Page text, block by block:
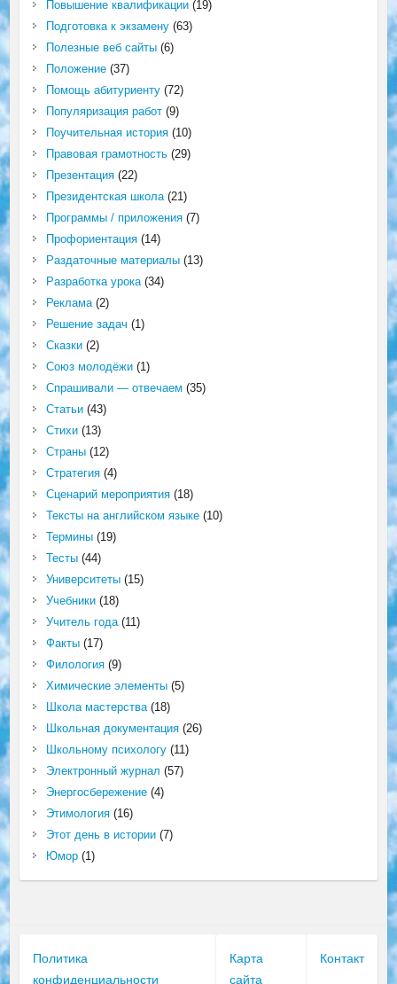
Повышение квалификации(19)
Подготовка к экзамену(63)
Полезные веб сайты(6)
Положение(37)
Помощь абитуриенту(72)
Популяризация работ(9)
Поучительная история(10)
Правовая грамотность(29)
Презентация(22)
Президентская школа(21)
Программы / приложения(7)
Профориентация(14)
Раздаточные материалы(13)
Разработка урока(34)
Реклама(2)
Решение задач (1)
Сказки(2)
Союз молодёжи(1)
Спрашивали — отвечаем (35)
Статьи(43)
Стихи(13)
Страны(12)
Стратегия(4)
Сценарий мероприятия(18)
Тексты на английском языке(10)
Термины(19)
Тесты(44)
Университеты(15)
Учебники(18)
Учитель года(11)
Факты(17)
Филология(9)
Химические элементы(5)
Школа мастерства(18)
Школьная документация(26)
Школьному психологу(11)
Электронный журнал (57)
Энергосбережение(4)
Этимология(16)
Этот день в истории(7)
Юмор(1)
Политика
конфиденциальности
Карта
сайта
Контакт